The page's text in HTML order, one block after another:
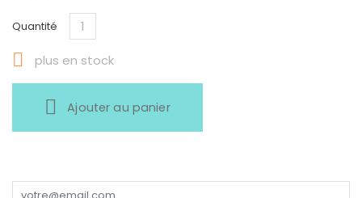
Quantité
 plus en stock
Ajouter au panier